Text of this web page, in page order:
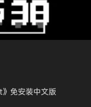
免安装中文版